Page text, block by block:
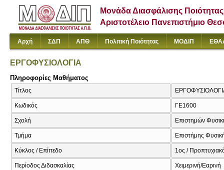
Μονάδα Διασφάλισης Ποιότητας
Αριστοτέλειο Πανεπιστήμιο
Αρχή ΣΔΠ ΑΠΘ Πολιτική Ποιότητας ΜΟΔΙΠ
ΕΡΓΟΦΥΣΙΟΛΟΓΙΑ
Πληροφορίες Μαθήματος
Τίτλος
Κωδικός ΓΕ1600
Σχολή Επιστημών
Τμήμα Επιστήμης
Κύκλος / Επίπεδο 1ος /
Περίοδος Διδασκαλίας Χειμερινή/Εαρινή